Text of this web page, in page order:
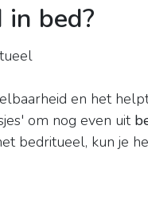
in bed?
en het
om nog even uit
bedritueel, kun je